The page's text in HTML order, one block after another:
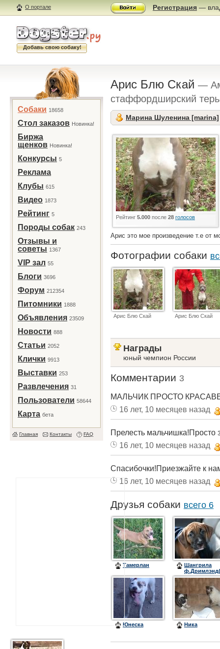
О портале Регистрация —
Добавь свою собаку!
Собаки 18658
Стол заказов Новинка!
Биржа
щенков Новинка!
Конкурсы 5
Реклама
Клубы 615
Видео 1873
Рейтинг 5
Породы собак 243
Отзывы и
советы 1367
VIP зал 55
Блоги 3696
Форум 212354
Питомники 1888
Объявления 23509
Новости 888
Статьи 2052
Клички 9913
Выставки 253
Развлечения 31
Пользователи 58644
Карта бета
Главная Контакты FAQ
Арис Блю Скай —
стаффордширский
Марина Шуленина [marina]
Рейтинг 5.000 после 28 голосов
Арис это мое произведение т.е от
Фотографии собаки
Арис Блю Скай Арис Блю Скай
Награды
юный чемпион России
Комментарии 3
МАЛЬЧИК ПРОСТО
16 лет, 10 месяцев назад
Прелесть мальчишка!Просто
16 лет, 10 месяцев назад
Спасибочки!Приезжайте к
16 лет, 10 месяцев назад
Друзья собаки всего 6
Тамерлан
Шангрила
Юнеска Ника